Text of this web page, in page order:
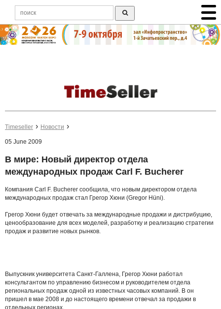
Timeseller Новости
05 June 2009
В мире: Новый директор отдела
международных продаж Carl F. Bucherer
Компания Carl F. Bucherer сообщила, что новым директором отдела
международных продаж стал Грегор Хюни (Gregor Hüni).
Грегор Хюни будет отвечать за международные продажи и дистрибуцию,
ценообразование для всех моделей, разработку и реализацию стратегии
продаж и развитие новых рынков.
Выпускник университета Санкт-Галлена, Грегор Хюни работал
консультантом по управлению бизнесом и руководителем отдела
региональных продаж одной из известных часовых компаний. В он
пришел в мае 2008 и до настоящего времени отвечал за продажи в
отдельных регионах.